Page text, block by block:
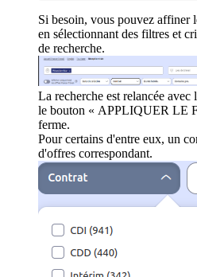
Si besoin, vous pouvez affiner
en sélectionnant des filtres et
de recherche.
La recherche est relancée
le bouton « APPLIQUER LE
ferme.
Pour certains d'entre eux, un
d'offres correspondant.